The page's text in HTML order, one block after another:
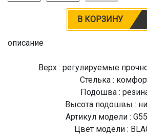
В КОРЗИНУ
описание
Верх : регулируемые
Стелька :
Подошва :
Высота подошвы :
Артикул модели :
Цвет модели :